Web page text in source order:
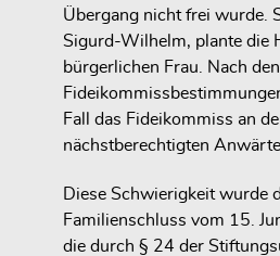
Übergang nicht frei wurde.
Sigurd-Wilhelm, plante die
bürgerlichen Frau. Nach
Fall das Fideikommiss an
nächstberechtigten
Diese Schwierigkeit wurde
Familienschluss vom 15.
die durch § 24 der